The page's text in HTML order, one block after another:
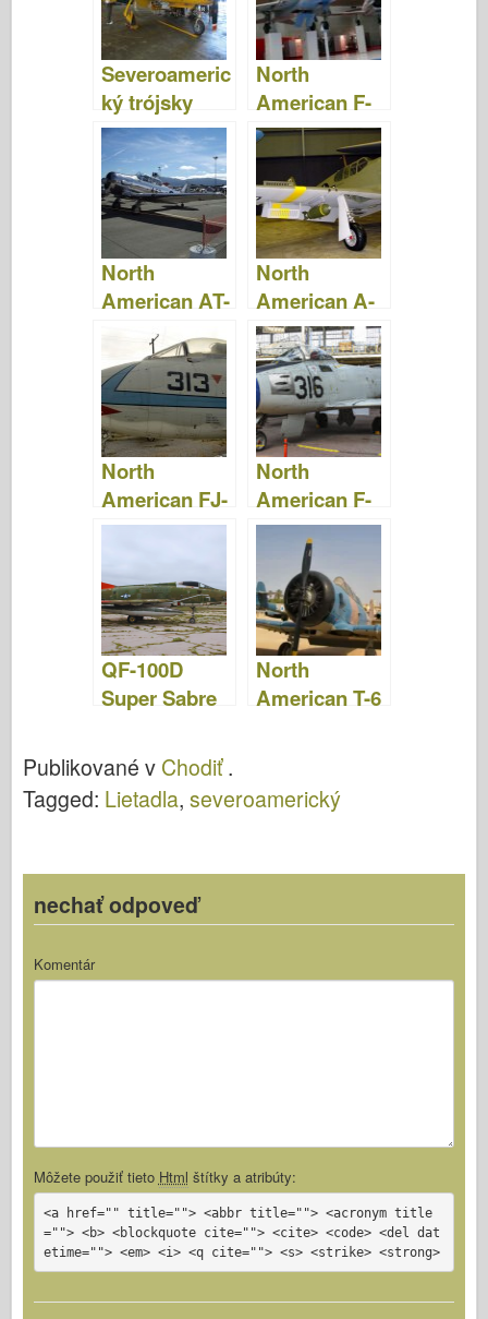
videá
Severoameric
ký trójsky
kôň T-28 –
fotografie a
video
North
American F-
100 Super
Sabre –
fotografie a
video
North
American AT-
6D Texan -
fotografie a
video
North
American A-
36A Apache –
fotografie a
video
North
American FJ-
3 Fury –
video
North
American F-
86 Sabre –
fotografie a
video
QF-100D
Super Sabre
video
North
American T-6
Publikované v Chodiť.
Tagged: Lietadla, severoamerický
nechať odpoveď
Komentár
Môžete použiť tieto Html štítky a atribúty:
<a href="" title=""> <abbr title=""> <acronym title
=""> <b> <blockquote cite=""> <cite> <code> <del dat
etime=""> <em> <i> <q cite=""> <s> <strike> <strong>